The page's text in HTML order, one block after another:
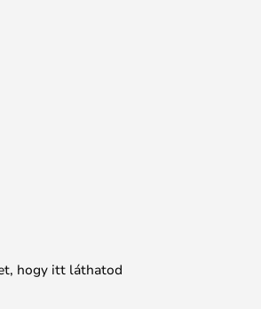
hogy itt láthatod